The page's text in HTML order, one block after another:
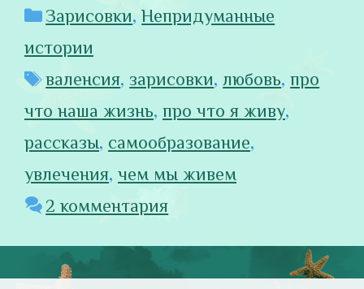
Рубрики
Зарисовки,Непридуманные
истории
Метки
валенсия, зарисовки,любовь,про
что наша жизнь, про что я живу,
рассказы, самообразование,
увлечения, чем мы живем
2 комментария